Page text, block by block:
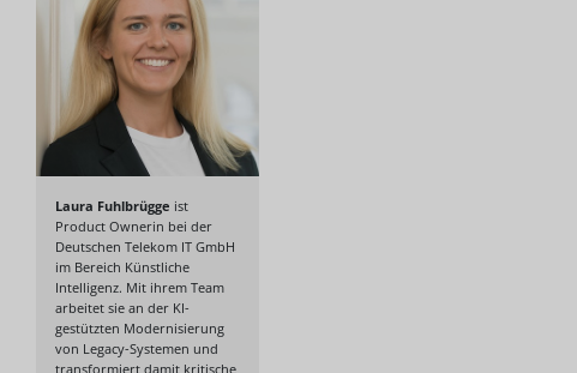
Laura Fuhlbrügge ist
Product Ownerin bei der
Deutschen Telekom IT GmbH
im Bereich Künstliche
Intelligenz. Mit ihrem Team
arbeitet sie an der KI-
gestützten Modernisierung
von Legacy-Systemen und
transformiert damit kritische